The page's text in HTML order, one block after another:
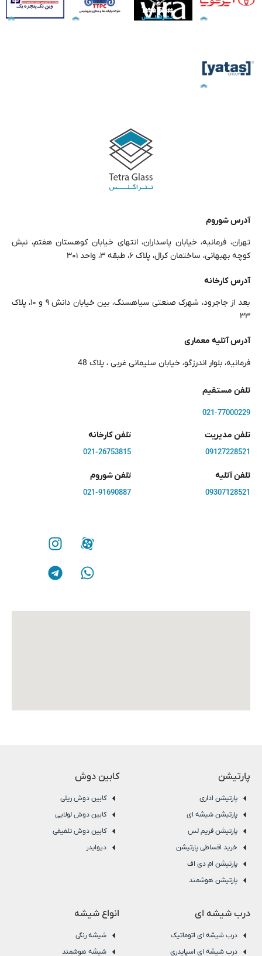
آدرس شوروم
تهران، فرمانیه، خیابان پاسداران، انتهای خیابان کوهستان هفتم، نبش
کوچه بهبهانی، ساختمان کرال، پلاک ۶، طبقه ۳، واحد ۳۰۱
آدرس کارخانه
بعد از جاجرود، شهرک صنعتی سیاهسنگ، بین خیابان دانش ۹ و ۱۰، پلاک
۳۳
آدرس آتلیه معماری
فرمانیه، بلوار اندرزگو، خیابان سلیمانی غربی ، پلاک 48
تلفن مستقیم
021-77000229
تلفن مدیریت
09127228521
تلفن کارخانه
021-26753815
تلفن آتلیه
09307128521
تلفن شوروم
021-91690887
پارتیشن
پارتیشن اداری
پارتیشن شیشه ای
پارتیشن فریم لس
خرید اقساطی پارتیشن
پارتیشن ام دی اف
پارتیشن هوشمند
کابین دوش
کابین دوش ریلی
کابین دوش لولایی
کابین دوش تلفیقی
دیوایدر
درب شیشه ای
درب شیشه ای اتوماتیک
درب شیشه ای اسپایدری
انواع شیشه
شیشه رنگی
شیشه هوشمند